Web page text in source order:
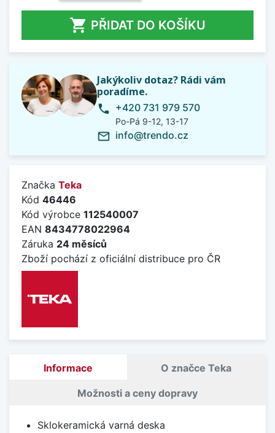
 PŘIDAT DO KOŠÍKU
Jakýkoliv dotaz? Rádi vám
poradíme.
phone +420 731 979 570
Po-Pá 9-12, 13-17
mail_outline info@trendo.cz
Značka Teka
Kód 46446
Kód výrobce 112540007
EAN 8434778022964
Záruka 24 měsíců
Zboží pochází z oficiální distribuce pro ČR
Informace O značce Teka
Možnosti a ceny dopravy
Sklokeramická varná deska